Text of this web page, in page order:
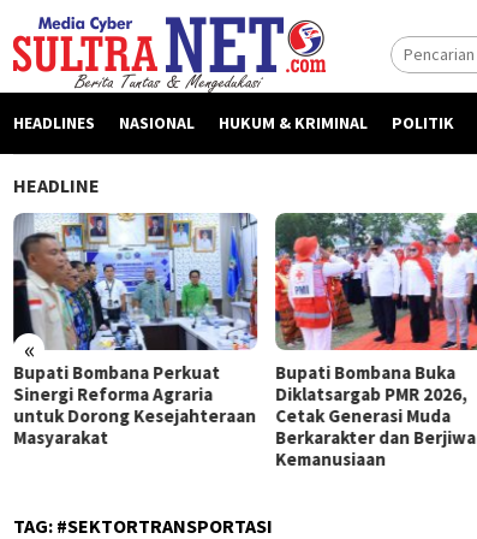
konten
HEADLINES NASIONAL HUKUM & KRIMINAL POLITIK
HEADLINE
«
Bupati Bombana Perkuat
Sinergi Reforma Agraria
untuk Dorong Kesejahteraan
Masyarakat
Bupati Bombana Buka
Diklatsargab PMR 2026,
Cetak Generasi Muda
Berkarakter dan Berjiwa
Kemanusiaan
TAG: #SEKTORTRANSPORTASI